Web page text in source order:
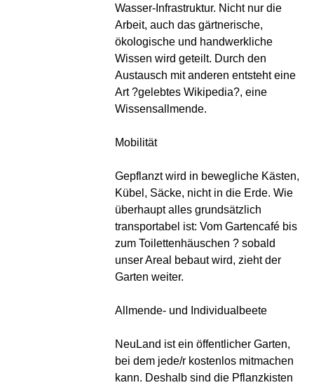
Wasser-Infrastruktur. Nicht nur die
Arbeit, auch das gärtnerische,
ökologische und handwerkliche
Wissen wird geteilt. Durch den
Austausch mit anderen entsteht eine
Art ?gelebtes Wikipedia?, eine
Wissensallmende.
Mobilität
Gepflanzt wird in bewegliche Kästen,
Kübel, Säcke, nicht in die Erde. Wie
überhaupt alles grundsätzlich
transportabel ist: Vom Gartencafé bis
zum Toilettenhäuschen ? sobald
unser Areal bebaut wird, zieht der
Garten weiter.
Allmende- und Individualbeete
NeuLand ist ein öffentlicher Garten,
bei dem jede/r kostenlos mitmachen
kann. Deshalb sind die Pflanzkisten